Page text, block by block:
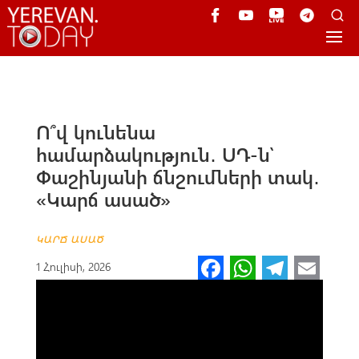
Ո՞վ կունենա
համարձակություն․ ՍԴ-ն՝
Փաշինյանի ճնշումների տակ․
«Կարճ ասած»
ԿԱՐՃ ԱՍԱԾ
1 Հուլիսի, 2026 Fa W Te